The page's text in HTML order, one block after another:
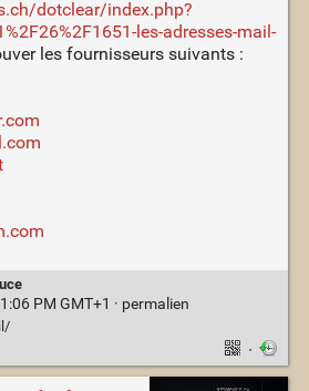
dotclear/index.php?
les-adresses-mail-
les fournisseurs suivants :
PM GMT+1 · permalien
·